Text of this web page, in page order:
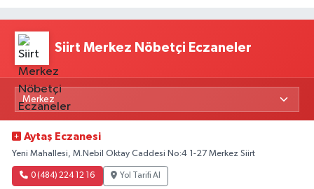
Siirt Merkez Nöbetçi Eczaneler
Aytaş Eczanesi
Yeni Mahallesi, M.Nebil Oktay Caddesi No:4 1-27 Merkez Siirt
0 (484) 224 12 16 Yol Tarifi Al